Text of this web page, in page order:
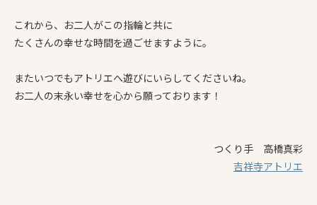
これから、お二人がこの指輪と共に
たくさんの幸せな時間を過ごせますように。
またいつでもアトリエへ遊びにいらしてくださいね。
お二人の末永い幸せを心から願っております！
つくり手 高橋真彩
吉祥寺アトリエ